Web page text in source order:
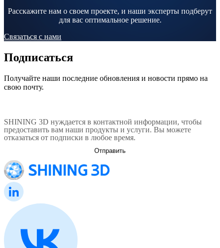
Расскажите нам о своем проекте, и наши эксперты подберут
для вас оптимальное решение.
Связаться с нами
Подписаться
Получайте наши последние обновления и новости прямо на
свою почту.
SHINING 3D нуждается в контактной информации, чтобы
предоставить вам наши продукты и услуги. Вы можете
отказаться от подписки в любое время.